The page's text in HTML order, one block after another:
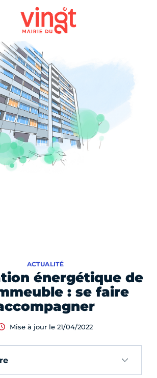
énergétique de
: se faire
ACTUALITÉ
Mise à jour le 21/04/2022